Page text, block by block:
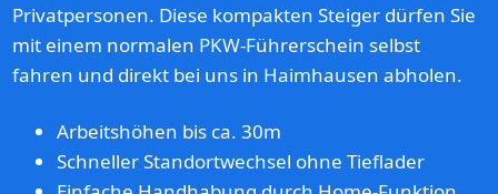
Privatpersonen. Diese kompakten Steiger dürfen Sie
mit einem normalen PKW-Führerschein selbst
fahren und direkt bei uns in Haimhausen abholen.
Arbeitshöhen bis ca. 30m
Schneller Standortwechsel ohne Tieflader